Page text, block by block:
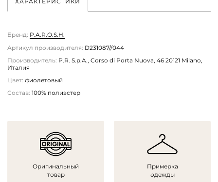
Бренд: P.A.R.O.S.H.
Артикул производителя: D231087//044
Производитель: P.R. S.p.A., Corso di Porta Nuova, 46 20121 Milano,
Италия
Цвет: фиолетовый
Состав: 100% полиэстер
Оригинальный
товар
Примерка
одежды